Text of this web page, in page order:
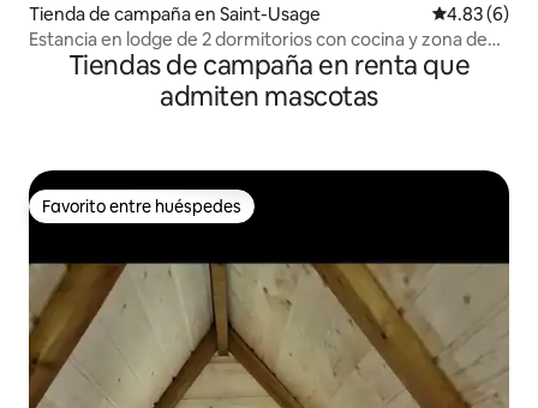
Tienda de campaña en Saint-Usage Calificación
4.83 (6)
Estancia en lodge de 2 dormitorios con cocina y zona de
descanso
Tiendas de campaña en renta que
admiten mascotas
Favorito entre huéspedes
Favorito entre huéspedes